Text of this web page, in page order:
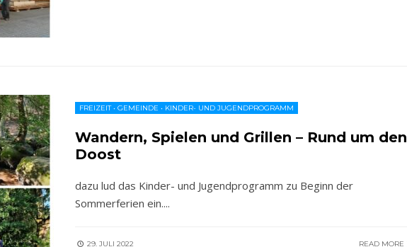
FREIZEIT• GEMEINDE • KINDER- UND JUGENDPROGRAMM
Wandern, Spielen und Grillen – Rund um den
Doost
dazu lud das Kinder- und Jugendprogramm zu Beginn der
Sommerferien ein....
29. JULI 2022 READ MORE